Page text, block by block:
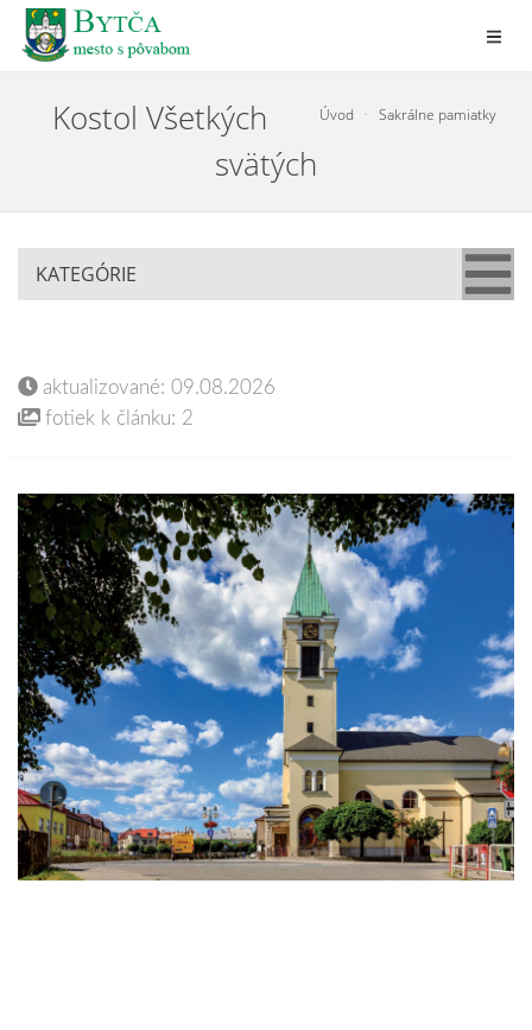
Úvod Sakrálne pamiatky
Kostol Všetkých
svätých
KATEGÓRIE
aktualizované: 09.08.2026
fotiek k článku: 2